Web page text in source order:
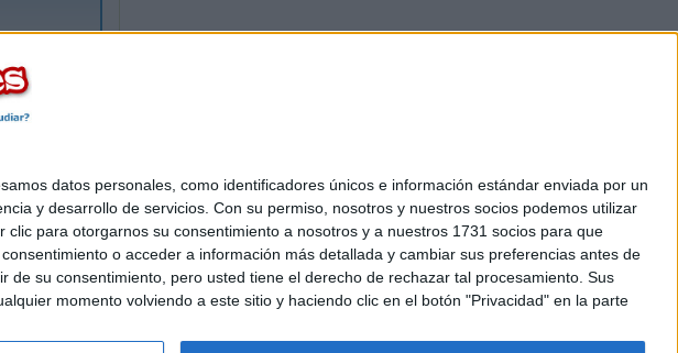
datos personales, como identificadores únicos e información estándar enviada por un
y desarrollo de servicios. Con su permiso, nosotros y nuestros socios podemos utilizar
para otorgarnos su consentimiento a nosotros y a nuestros 1731 socios para que
o acceder a información más detallada y cambiar sus preferencias antes de
su consentimiento, pero usted tiene el derecho de rechazar tal procesamiento. Sus
momento volviendo a este sitio y haciendo clic en el botón "Privacidad" en la parte
Anúnciate
|Política de cookies
Madrid [ESPAÑA] - Tel. +34 91 593 2767